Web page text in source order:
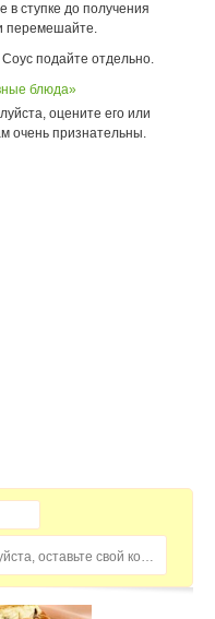
в ступке до получения
перемешайте.
подайте отдельно.
блюда»
оцените его или
очень признательны.
Домохозяйка, пожалуйста, оставьте свой комментарий...